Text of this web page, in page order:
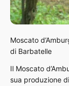
Moscato
di Barbatelle
Il Moscato
sua produzione